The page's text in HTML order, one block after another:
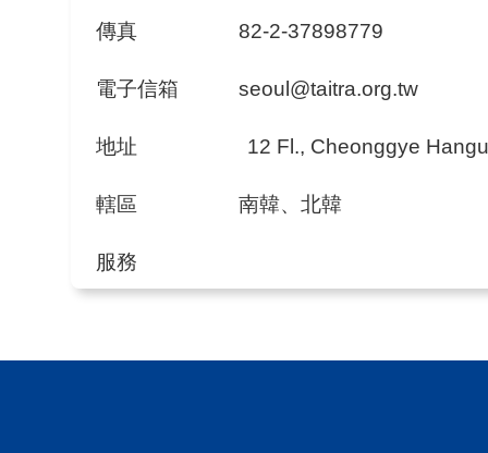
傳真 82-2-37898779
電子信箱 seoul@taitra.org.tw
地址 12 Fl., Cheonggye
轄區 南韓、北韓
服務